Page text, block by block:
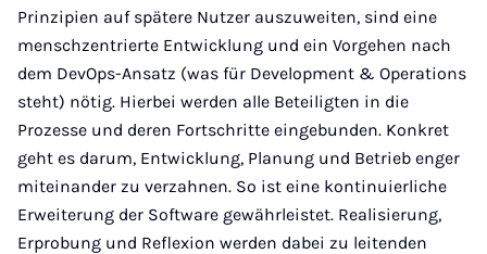
Prinzipien auf spätere Nutzer auszuweiten, sind eine
menschzentrierte Entwicklung und ein Vorgehen nach
dem DevOps-Ansatz (was für Development & Operations
steht) nötig. Hierbei werden alle Beteiligten in die
Prozesse und deren Fortschritte eingebunden. Konkret
geht es darum, Entwicklung, Planung und Betrieb enger
miteinander zu verzahnen. So ist eine kontinuierliche
Erweiterung der Software gewährleistet. Realisierung,
Erprobung und Reflexion werden dabei zu leitenden